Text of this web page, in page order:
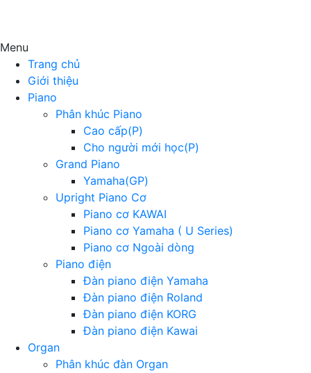
Menu
Trang chủ
Giới thiệu
Piano
Phân khúc Piano
Cao cấp(P)
Cho người mới học(P)
Grand Piano
Yamaha(GP)
Upright Piano Cơ
Piano cơ KAWAI
Piano cơ Yamaha ( U Series)
Piano cơ Ngoài dòng
Piano điện
Đàn piano điện Yamaha
Đàn piano điện Roland
Đàn piano điện KORG
Đàn piano điện Kawai
Organ
Phân khúc đàn Organ